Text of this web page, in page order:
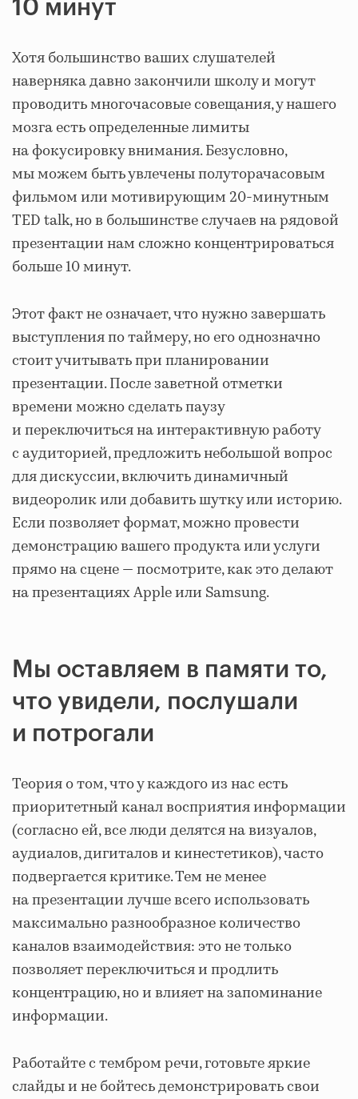
10 минут
Хотя большинство ваших слушателей
наверняка давно закончили школу и могут
проводить многочасовые совещания, у нашего
мозга есть определенные лимиты
на фокусировку внимания. Безусловно,
мы можем быть увлечены полуторачасовым
фильмом или мотивирующим 20-минутным
TED talk, но в большинстве случаев на рядовой
презентации нам сложно концентрироваться
больше 10 минут.
Этот факт не означает, что нужно завершать
выступления по таймеру, но его однозначно
стоит учитывать при планировании
презентации. После заветной отметки
времени можно сделать паузу
и переключиться на интерактивную работу
с аудиторией, предложить небольшой вопрос
для дискуссии, включить динамичный
видеоролик или добавить шутку или историю.
Если позволяет формат, можно провести
демонстрацию вашего продукта или услуги
прямо на сцене — посмотрите, как это делают
на презентациях Apple или Samsung.
Мы оставляем в памяти то,
что увидели, послушали
и потрогали
Теория о том, что у каждого из нас есть
приоритетный канал восприятия информации
(согласно ей, все люди делятся на визуалов,
аудиалов, дигиталов и кинестетиков), часто
подвергается критике. Тем не менее
на презентации лучше всего использовать
максимально разнообразное количество
каналов взаимодействия: это не только
позволяет переключиться и продлить
концентрацию, но и влияет на запоминание
информации.
Работайте с тембром речи, готовьте яркие
слайды и не бойтесь демонстрировать свои